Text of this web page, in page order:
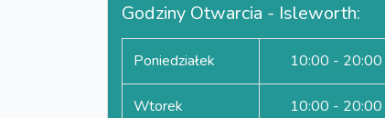
Godziny Otwarcia - Isleworth:
Poniedziałek 10:00 - 20:00
Wtorek 10:00 - 20:00